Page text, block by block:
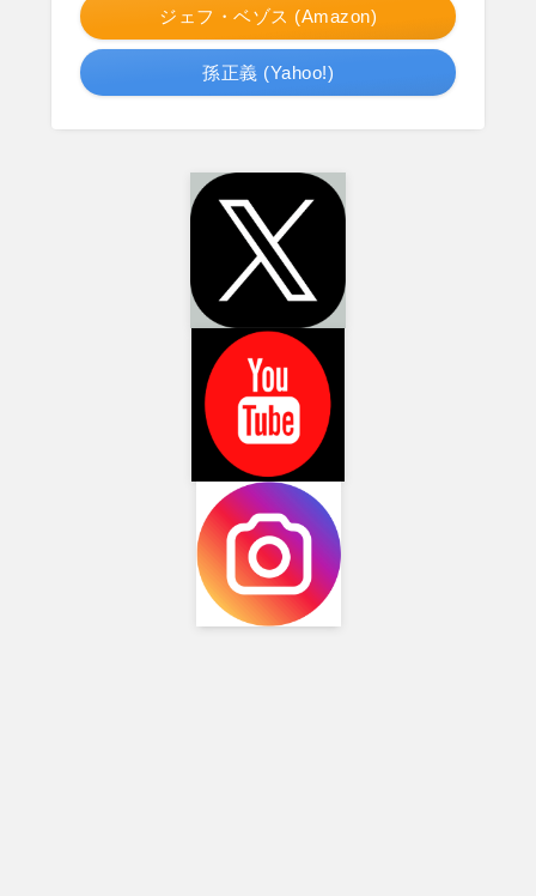
ジェフ・ベゾス (Amazon)
孫正義 (Yahoo!)